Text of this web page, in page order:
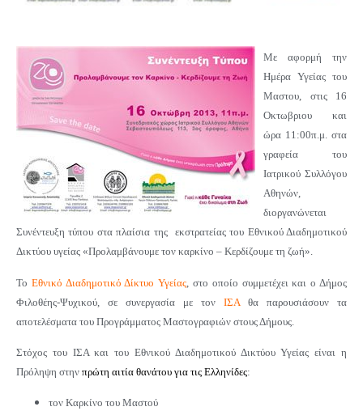
Με αφορμή την
Ημέρα Υγείας του
Μαστου, στις 16
Οκτωβριου και
ώρα 11:00π.μ. στα
γραφεία του
Ιατρικού Συλλόγου
Αθηνών,
διοργανώνεται
Συνέντευξη τύπου στα πλαίσια της εκστρατείας του Εθνικού Διαδημοτικού
Δικτύου υγείας «Προλαμβάνουμε τον καρκίνο – Κερδίζουμε τη ζωή».
Το Εθνικό Διαδημοτικό Δίκτυο Υγείας , στο οποίο συμμετέχει και ο Δήμος
Φιλοθέης-Ψυχικού, σε συνεργασία με τον ΙΣΑ θα παρουσιάσουν τα
αποτελέσματα του Προγράμματος Μαστογραφιών στους Δήμους.
Στόχος του ΙΣΑ και του Εθνικού Διαδημοτικού Δικτύου Υγείας είναι η
Πρόληψη στην πρώτη αιτία θανάτου για τις Ελληνίδες:
τον Καρκίνο του Μαστού